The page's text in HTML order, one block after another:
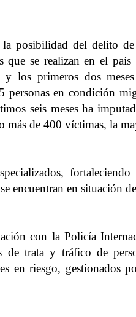
posibilidad del delito
se realizan en el país
los primeros dos
personas en condición
seis meses ha
más de 400 víctimas, la
encuentran en situación
con la Policía
de trata y tráfico de
en riesgo, gestionados